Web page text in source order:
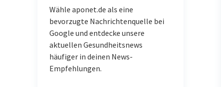
Wähle aponet.de als eine
bevorzugte Nachrichtenquelle bei
Google und entdecke unsere
aktuellen Gesundheitsnews
häufiger in deinen News-
Empfehlungen.